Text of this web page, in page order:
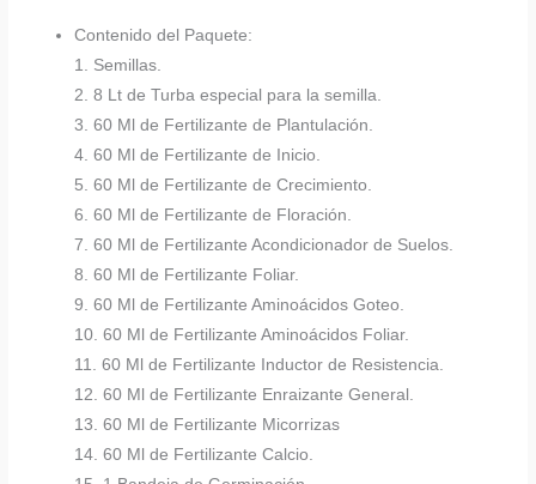
Contenido del Paquete:
1. Semillas.
2. 8 Lt de Turba especial para la semilla.
3. 60 Ml de Fertilizante de Plantulación.
4. 60 Ml de Fertilizante de Inicio.
5. 60 Ml de Fertilizante de Crecimiento.
6. 60 Ml de Fertilizante de Floración.
7. 60 Ml de Fertilizante Acondicionador de Suelos.
8. 60 Ml de Fertilizante Foliar.
9. 60 Ml de Fertilizante Aminoácidos Goteo.
10. 60 Ml de Fertilizante Aminoácidos Foliar.
11. 60 Ml de Fertilizante Inductor de Resistencia.
12. 60 Ml de Fertilizante Enraizante General.
13. 60 Ml de Fertilizante Micorrizas
14. 60 Ml de Fertilizante Calcio.